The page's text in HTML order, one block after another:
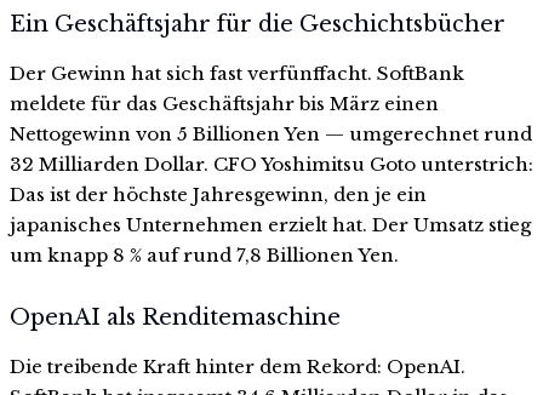
Ein Geschäftsjahr für die Geschichtsbücher
Der Gewinn hat sich fast verfünffacht. SoftBank
meldete für das Geschäftsjahr bis März einen
Nettogewinn von 5 Billionen Yen — umgerechnet rund
32 Milliarden Dollar. CFO Yoshimitsu Goto unterstrich:
Das ist der höchste Jahresgewinn, den je ein
japanisches Unternehmen erzielt hat. Der Umsatz stieg
um knapp 8 % auf rund 7,8 Billionen Yen.
OpenAI als Renditemaschine
Die treibende Kraft hinter dem Rekord: OpenAI.